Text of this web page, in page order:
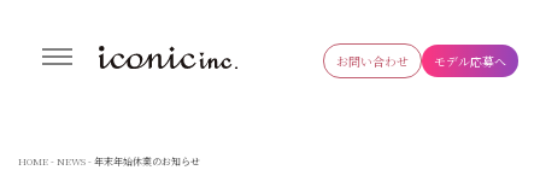
お問い合わせ モデル応募へ
HOME- NEWS- 年末年始休業のお知らせ